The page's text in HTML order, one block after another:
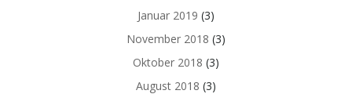
Januar 2019 (3)
November 2018 (3)
Oktober 2018 (3)
August 2018 (3)